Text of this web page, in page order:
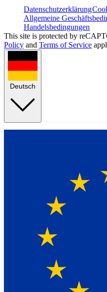
Datenschutzerklärung
Allgemeine
Handelsbedingungen
This site is protected by
Policy and Terms of Service
Deutsch